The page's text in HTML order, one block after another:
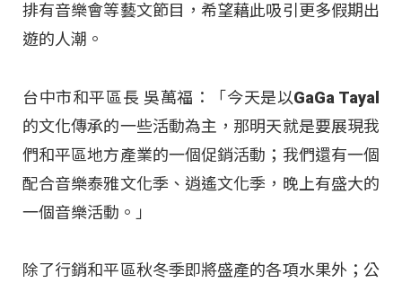
排有音樂會等藝文節目，希望藉此吸引更多假期出
遊的人潮。
台中市和平區長 吳萬福：「今天是以GaGa Tayal
的文化傳承的一些活動為主，那明天就是要展現我
們和平區地方產業的一個促銷活動；我們還有一個
配合音樂泰雅文化季、逍遙文化季，晚上有盛大的
一個音樂活動。」
除了行銷和平區秋冬季即將盛產的各項水果外；公